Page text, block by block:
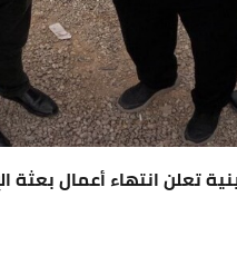
الحسينية تعلن انتهاء